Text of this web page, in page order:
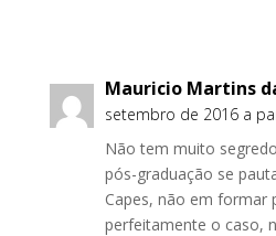
Mauricio Martins
setembro de 2016 a
Não tem muito
pós-graduação se
Capes, não em formar
perfeitamente o caso,